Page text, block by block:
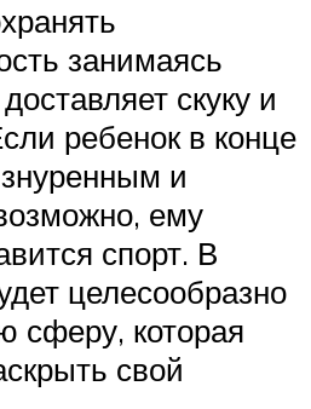
занимаясь
скуку и
ребенок в конце
и
ему
спорт. В
целесообразно
сферу, которая
свой